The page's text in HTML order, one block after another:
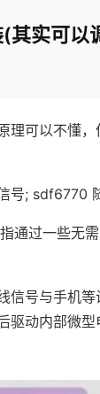
其实可以
理可以不懂
号; sdf6770
通过一些无
信号与手机
驱动内部微